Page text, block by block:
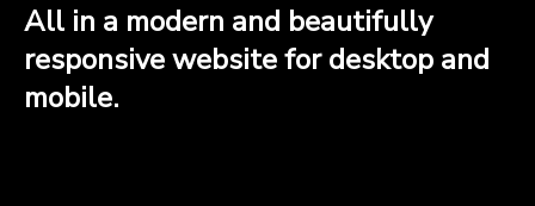
All in a modern and beautifully
responsive website for desktop and
mobile.